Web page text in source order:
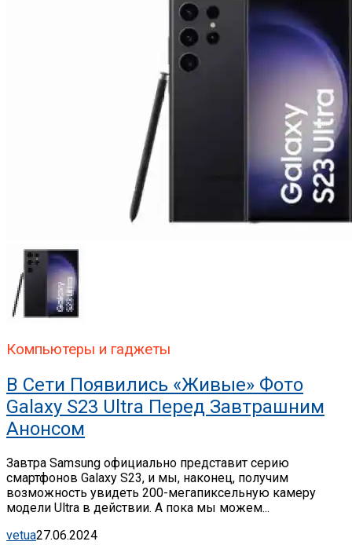
Компьютеры и гаджеты
В Сети Появились «живые» Фото
Galaxy S23 Ultra Перед Завтрашним
Анонсом
Завтра Samsung официально представит серию
смартфонов Galaxy S23, и мы, наконец, получим
возможность увидеть 200-мегапиксельную камеру
модели Ultra в действии. А пока мы можем...
vetua27.06.2024